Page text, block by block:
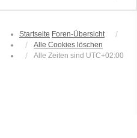
Startseite Foren-Übersicht
Alle Cookies löschen
Alle Zeiten sind UTC+02:00